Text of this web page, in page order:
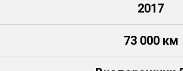
2017
73 000 км